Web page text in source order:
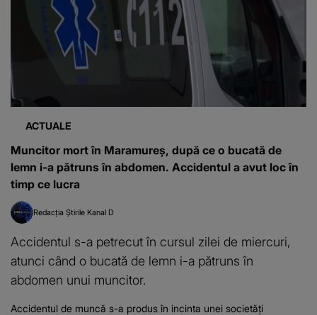
ACTUALE
Muncitor mort în Maramureș, după ce o bucată de
lemn i-a pătruns în abdomen. Accidentul a avut loc în
timp ce lucra
Redacția Știrile Kanal D
Accidentul s-a petrecut în cursul zilei de miercuri,
atunci când o bucată de lemn i-a pătruns în
abdomen unui muncitor.
Accidentul de muncă s-a produs în incinta unei societăţi